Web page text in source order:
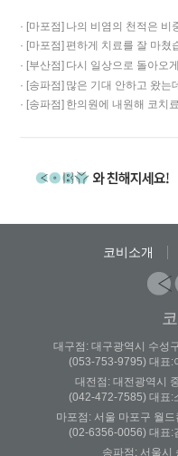
· [마포점] 나의 비염의 천적은 비
· [마포점] 편하게 치료를 잘 마쳤
· [부산점] 다시 일상으로 돌아오
기쁩니다…
· [송파점] 많은 기대 안하고 왔는
코스요리처럼 이어…
· [송파점] 한의원에 내원해 코치
코비소개
대구점: 대구광역시 수성
(053-753-9795) 대표:
대전점: 대전광역시
(042-472-7585) 대표:
마포점: 서울 마포구 월
(02-6356-0056) 대표:
송파점: 서울시